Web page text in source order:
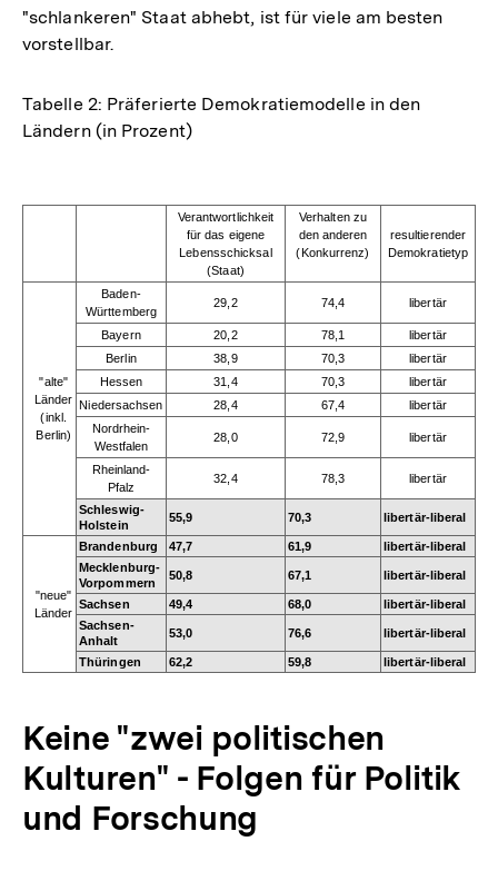
"schlankeren" Staat abhebt, ist für viele am besten
vorstellbar.
Tabelle 2: Präferierte Demokratiemodelle in den
Ländern (in Prozent)
Verantwortlichkeit
für das eigene
Lebensschicksal
(Staat)
Verhalten zu
den anderen
(Konkurrenz)
resultierender
Demokratietyp
"alte"
Länder
(inkl.
Berlin)
Baden-
Württemberg
29,2 74,4 libertär
Bayern 20,2 78,1
libertär
Berlin
38,9 70,3
libertär
Hessen
31,4 70,3
libertär
Niedersachsen
28,4 67,4
libertär
Nordrhein-
Westfalen
28,0 72,9 libertär
Rheinland-
Pfalz
32,4 78,3 libertär
Schleswig-
Holstein
55,9 70,3 libertär-liberal
"neue"
Länder
Brandenburg 47,7 61,9
libertär-liberal
Mecklenburg-
Vorpommern
50,8 67,1 libertär-liberal
Sachsen 49,4 68,0
libertär-liberal
Sachsen-
Anhalt
53,0 76,6 libertär-liberal
Thüringen 62,2 59,8 libertär-liberal
Keine "zwei politischen
Kulturen" - Folgen für Politik
und Forschung